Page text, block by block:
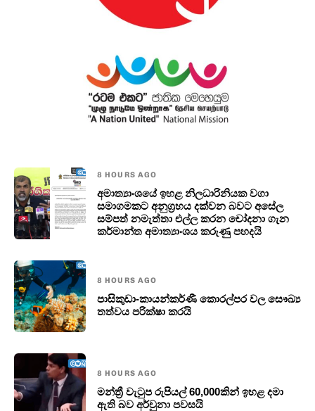
8 HOURS AGO
අමාත්‍යාංශයේ ඉහළ නිලධාරිනියක වගා
සමාගමකට අනුග්‍රහය දක්වන බවට අසේල
සම්පත් නමැත්තා එල්ල කරන චෝදනා ගැන
කර්මාන්ත අමාත්‍යාංශය කරුණු පහදයි
8 HOURS AGO
පාසිකුඩා-කායන්කර්ණී කොරල්පර වල සෞඛ්‍ය
තත්වය පරික්ෂා කරයි
8 HOURS AGO
මන්ත්‍රී වැටුප රුපියල් 60,000කින් ඉහළ දමා
ඇති බව අර්චුනා පවසයි